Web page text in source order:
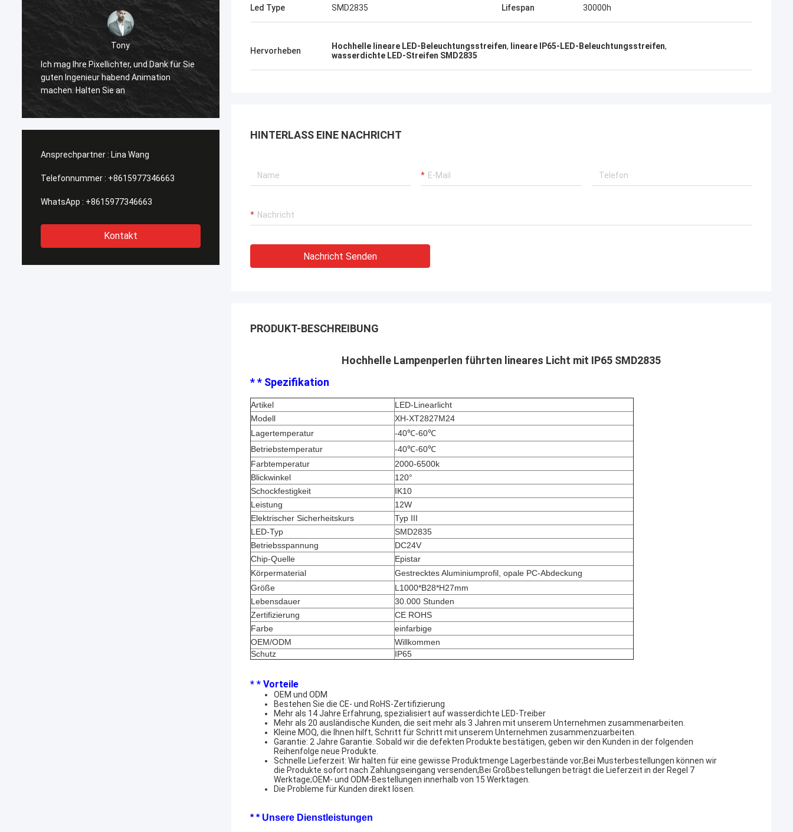
Tony
Ich mag Ihre Pixellichter, und Dank für Sie
guten Ingenieur habend Animation
machen. Halten Sie an
Bevor gekauft, ist ein Paar ähnliche
quadratische Kopfstiefel,
Bevor gekauft, ist ein Paar ähnliche
quadratische Kopfstiefel,
Ansprechpartner : Lina Wang
Telefonnummer : +8615977346663
WhatsApp : +8615977346663
Kontakt
Led Type SMD2835 Lifespan 30000h
Hervorheben Hochhelle lineare LED-Beleuchtungsstreifen, lineare IP65-LED-Beleuchtungsstreifen,
wasserdichte LED-Streifen SMD2835
HINTERLASS EINE NACHRICHT
Nachricht Senden
PRODUKT-BESCHREIBUNG
Hochhelle Lampenperlen führten lineares Licht mit IP65 SMD2835
* * Spezifikation
Artikel
LED-Linearlicht
Modell
XH-XT2827M24
Lagertemperatur
-40℃-60℃
Betriebstemperatur
-40℃-60℃
Farbtemperatur
2000-6500k
Blickwinkel
120°
Schockfestigkeit
IK10
Leistung
12W
Elektrischer Sicherheitskurs
Typ III
LED-Typ
SMD2835
Betriebsspannung
DC24V
Chip-Quelle
Epistar
Körpermaterial
Gestrecktes Aluminiumprofil, opale PC-Abdeckung
Größe
L1000*B28*H27mm
Lebensdauer
30.000 Stunden
Zertifizierung
CE ROHS
Farbe
einfarbige
OEM/ODM
Willkommen
Schutz
IP65
* * Vorteile
OEM und ODM
Bestehen Sie die CE- und RoHS-Zertifizierung
Mehr als 14 Jahre Erfahrung, spezialisiert auf wasserdichte LED-Treiber
Mehr als 20 ausländische Kunden, die seit mehr als 3 Jahren mit unserem Unternehmen zusammenarbeiten.
Kleine MOQ, die Ihnen hilft, Schritt für Schritt mit unserem Unternehmen zusammenzuarbeiten.
Garantie: 2 Jahre Garantie. Sobald wir die defekten Produkte bestätigen, geben wir den Kunden in der folgenden
Reihenfolge neue Produkte.
Schnelle Lieferzeit: Wir halten für eine gewisse Produktmenge Lagerbestände vor;Bei Musterbestellungen können wir
die Produkte sofort nach Zahlungseingang versenden;Bei Großbestellungen beträgt die Lieferzeit in der Regel 7
Werktage;OEM- und ODM-Bestellungen innerhalb von 15 Werktagen.
Die Probleme für Kunden direkt lösen.
* * Unsere Dienstleistungen